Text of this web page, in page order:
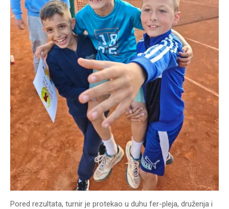
Pored rezultata, turnir je protekao u duhu fer-pleja, druženja i